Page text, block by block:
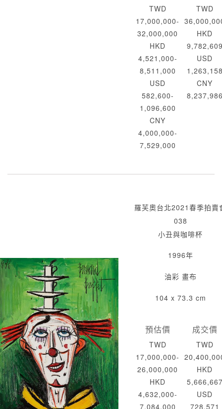
TWD
17,000,000-
32,000,000
HKD
4,521,000-
8,511,000
USD
582,600-
1,096,600
CNY
4,000,000-
7,529,000
TWD
HKD
USD
CNY
羅芙奧台北2021春季拍賣
038
小丑與咖啡杯
1996年
油彩 畫布
104 x 73.3 cm
預估價
TWD
17,000,000-
26,000,000
HKD
4,632,000-
7,084,000
成交價
TWD
HKD
USD
728,571